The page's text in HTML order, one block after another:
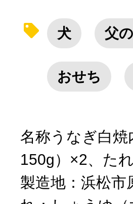
自治体直営サ
はじめるバイ
問い合わせ
犬 父
おせち
名称うなぎ白
150g）×2、た
製造地：浜松市